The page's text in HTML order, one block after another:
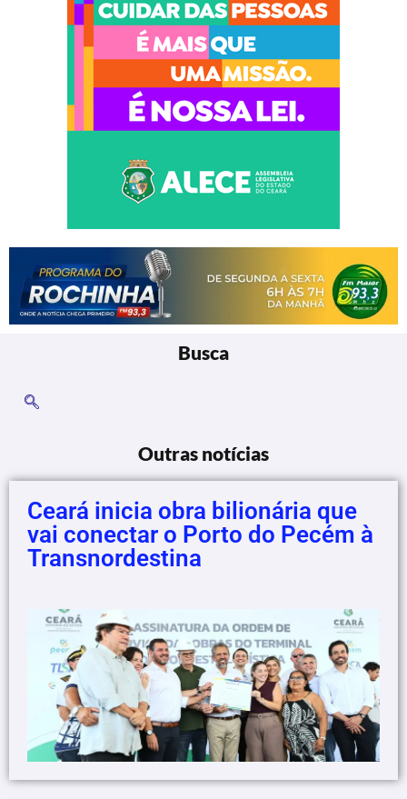
Busca
Outras notícias
Ceará inicia obra bilionária que
vai conectar o Porto do Pecém à
Transnordestina